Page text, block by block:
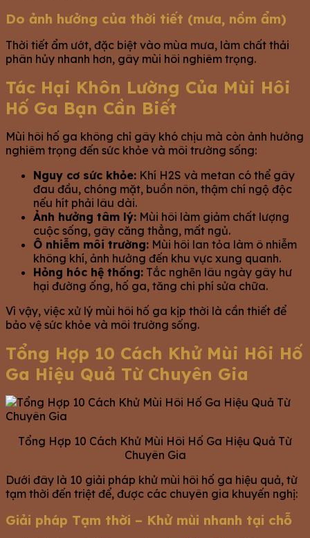
Do ảnh hưởng của thời tiết (mưa, nồm ẩm)
Thời tiết ẩm ướt, đặc biệt vào mùa mưa, làm chất thải
phân hủy nhanh hơn, gây mùi hôi nghiêm trọng.
Tác Hại Khôn Lường Của Mùi Hôi
Hố Ga Bạn Cần Biết
Mùi hôi hố ga không chỉ gây khó chịu mà còn ảnh hưởng
nghiêm trọng đến sức khỏe và môi trường sống:
Nguy cơ sức khỏe: Khí H2S và metan có thể gây
đau đầu, chóng mặt, buồn nôn, thậm chí ngộ độc
nếu hít phải lâu dài.
Ảnh hưởng tâm lý: Mùi hôi làm giảm chất lượng
cuộc sống, gây căng thẳng, mất ngủ.
Ô nhiễm môi trường: Mùi hôi lan tỏa làm ô nhiễm
không khí, ảnh hưởng đến khu vực xung quanh.
Hỏng hóc hệ thống: Tắc nghẽn lâu ngày gây hư
hại đường ống, hố ga, tăng chi phí sửa chữa.
Vì vậy, việc xử lý mùi hôi hố ga kịp thời là cần thiết để
bảo vệ sức khỏe và môi trường sống.
Tổng Hợp 10 Cách Khử Mùi Hôi Hố
Ga Hiệu Quả Từ Chuyên Gia
Tổng Hợp 10 Cách Khử Mùi Hôi Hố Ga Hiệu Quả Từ
Chuyên Gia
Dưới đây là 10 giải pháp khử mùi hôi hố ga hiệu quả, từ
tạm thời đến triệt để, được các chuyên gia khuyến nghị:
Giải pháp Tạm thời – Khử mùi nhanh tại chỗ